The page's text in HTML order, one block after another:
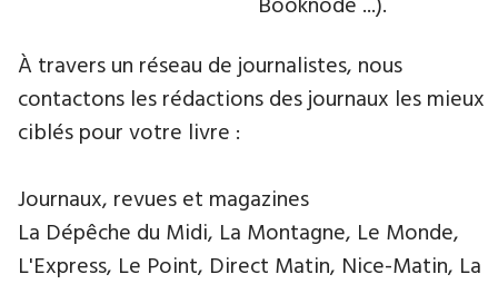
À travers un réseau de journalistes, nous
contactons les rédactions des journaux les mieux
ciblés pour votre livre :
Journaux, revues et magazines
La Dépêche du Midi, La Montagne, Le Monde,
L'Express, Le Point, Direct Matin, Nice-Matin, La